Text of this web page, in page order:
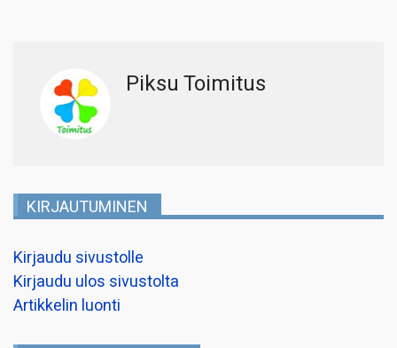
Piksu Toimitus
KIRJAUTUMINEN
Kirjaudu sivustolle
Kirjaudu ulos sivustolta
Artikkelin luonti